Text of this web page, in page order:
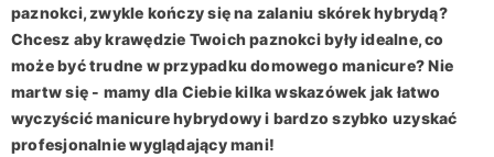
paznokci, zwykle kończy się na zalaniu skórek hybrydą?
Chcesz aby krawędzie Twoich paznokci były idealne, co
może być trudne w przypadku domowego manicure? Nie
martw się - mamy dla Ciebie kilka wskazówek jak łatwo
wyczyścić manicure hybrydowy i bardzo szybko uzyskać
profesjonalnie wyglądający mani!